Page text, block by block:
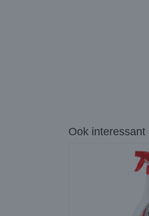
Ook interessant